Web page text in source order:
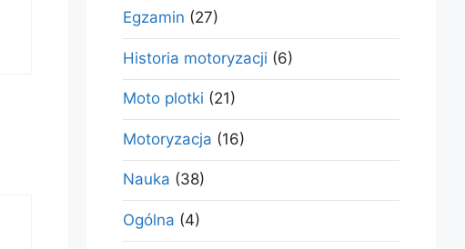
Egzamin (27)
Historia motoryzacji (6)
Moto plotki (21)
Motoryzacja (16)
Nauka (38)
Ogólna (4)